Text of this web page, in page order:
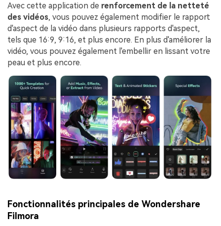
Avec cette application de renforcement de la netteté
des vidéos, vous pouvez également modifier le rapport
d'aspect de la vidéo dans plusieurs rapports d'aspect,
tels que 16:9, 9:16, et plus encore. En plus d'améliorer la
vidéo, vous pouvez également l'embellir en lissant votre
peau et plus encore.
Fonctionnalités principales de Wondershare
Filmora